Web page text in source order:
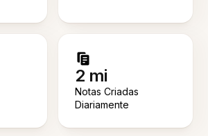
2 mi
Notas Criadas
Diariamente